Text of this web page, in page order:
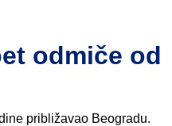
odmiče od
približavao Beogradu.